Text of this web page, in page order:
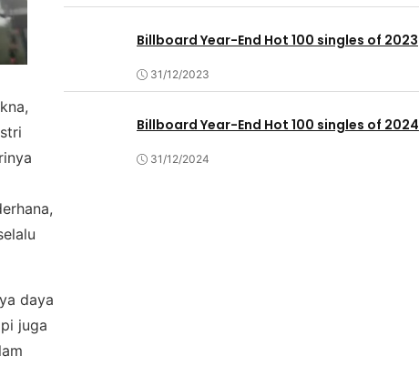
daya
jugа
Billboard Year-End Hot 100 singles of 2023
31/12/2023
Billboard Year-End Hot 100 singles of 2024
31/12/2024